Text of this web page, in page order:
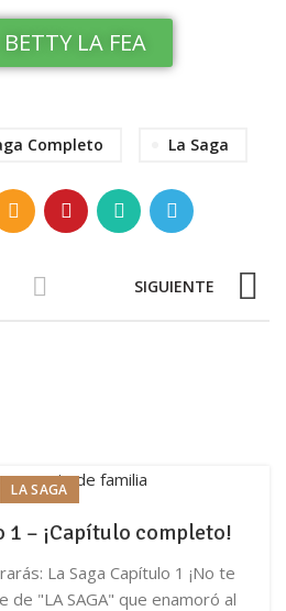
LA FEA
Completo La Saga
SIGUIENTE
LA SAGA
1 – ¡Capítulo completo!
La Saga Capítulo 1 ¡No te
de "LA SAGA" que enamoró al